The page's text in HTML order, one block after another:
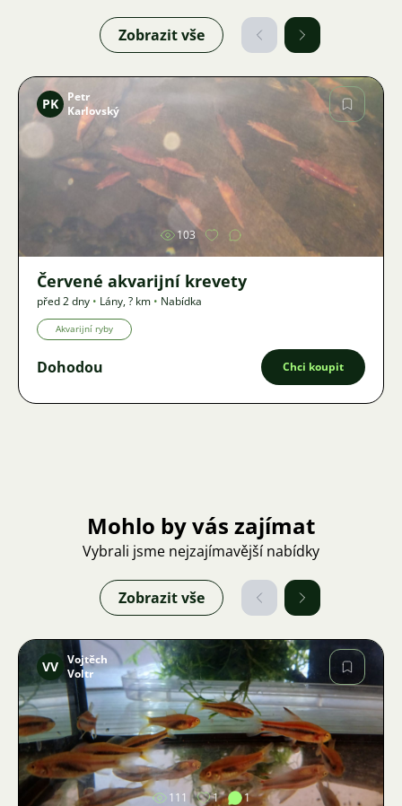
Zobrazit vše
Obrázek
PK
Petr
Karlovský
103
Červené akvarijní krevety
před 2 dny • Lány,? km • Nabídka
Akvarijní ryby
Dohodou Chci koupit
Mohlo by vás zajímat
Vybrali jsme nejzajímavější nabídky
Zobrazit vše
Obrázek
VV Vojtěch
Voltr
111 1 1